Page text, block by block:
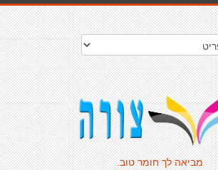
מביאה לך חומר טוב.